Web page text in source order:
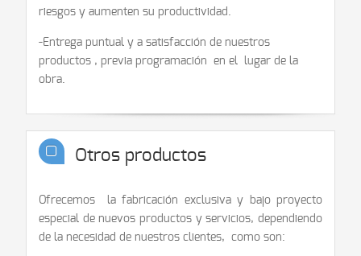
riesgos y aumenten su productividad.
-Entrega puntual y a satisfacción de nuestros
productos , previa programación en el lugar de la
obra.
Otros productos
Ofrecemos la fabricación exclusiva y bajo proyecto
especial de nuevos productos y servicios, dependiendo
de la necesidad de nuestros clientes, como son: